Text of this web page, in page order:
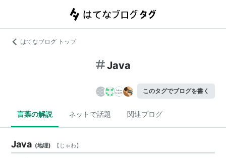
はてなブログ トップ
Java
このタグでブログを書く
言葉の解説 ネットで話題 関連ブログ
Java (地理) 【 じゃわ】